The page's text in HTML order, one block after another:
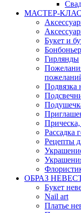
МАСТЕР-
Букет и
Гирлянды
Подвязка
Рассадка
Рецепты
ОБРАЗ
Букет
Nail art
Платье